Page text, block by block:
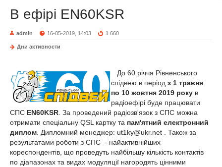
В ефірі EN60KSR
admin 16-05-2019, 14:03 1 660
Дни активности
До 60 річчя Рівненського
спідвею в період з 1 травня
по 10 жовтня 2019 року в
радіоефірі буде працювати
СПС EN60KSR . За проведений радіозв'язок з СПС можна
отримати спеціальну QSL картку та пам'ятний електронний
диплом . Дипломний менеджер: ut1ky@ukr.net . Також за
результатами роботи з СПС - найактивнійших
кореспондентів, що проведуть найбільшу кількість контактів
по діапазонах та видах модуляції нагородять цінними